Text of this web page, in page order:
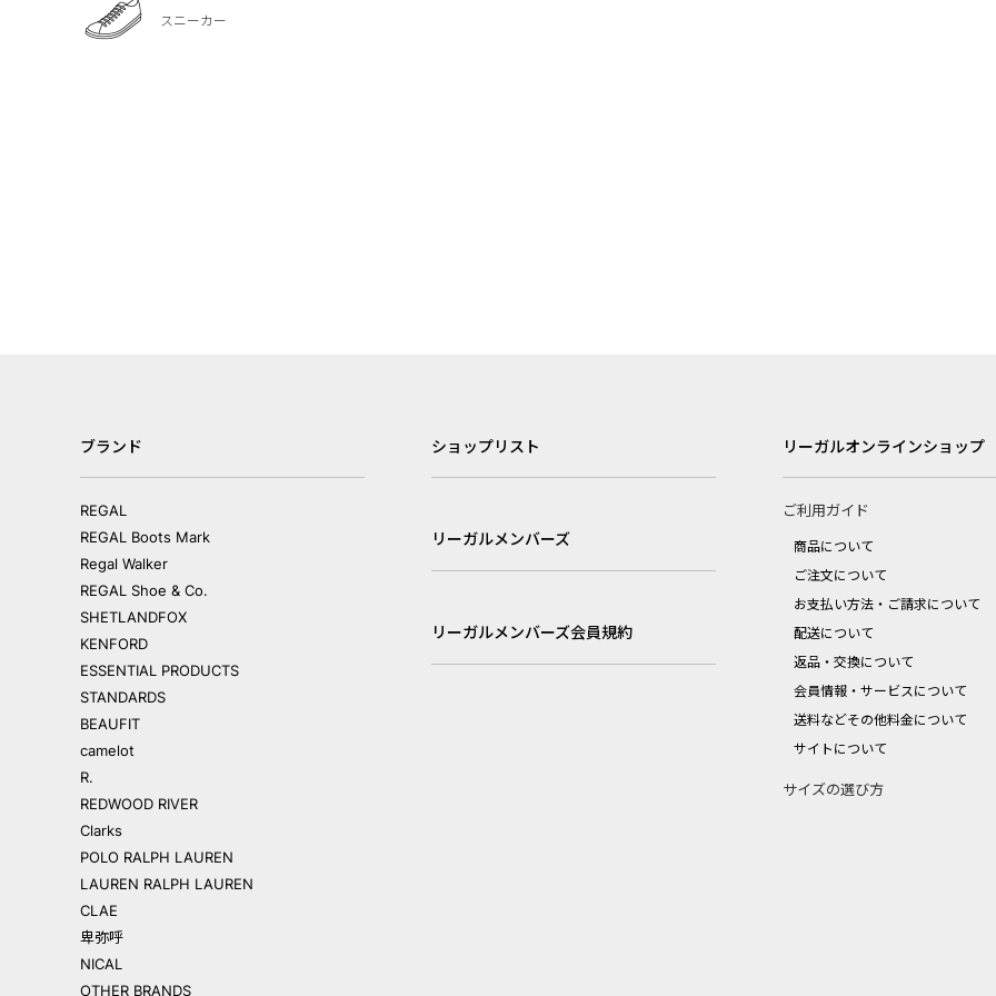
スニーカー
ブランド
REGAL
REGAL Boots Mark
Regal Walker
REGAL Shoe & Co.
SHETLANDFOX
KENFORD
ESSENTIAL PRODUCTS
STANDARDS
BEAUFIT
camelot
R.
REDWOOD RIVER
Clarks
POLO RALPH LAUREN
LAUREN RALPH LAUREN
CLAE
卑弥呼
NICAL
OTHER BRANDS
ショップリスト
リーガルメンバーズ
リーガルメンバーズ会員規約
リーガルオンラインショップ
ご利用ガイド
商品について
ご注文について
お支払い方法・ご請求について
配送について
返品・交換について
会員情報・サービスについて
送料などその他料金について
サイトについて
サイズの選び方